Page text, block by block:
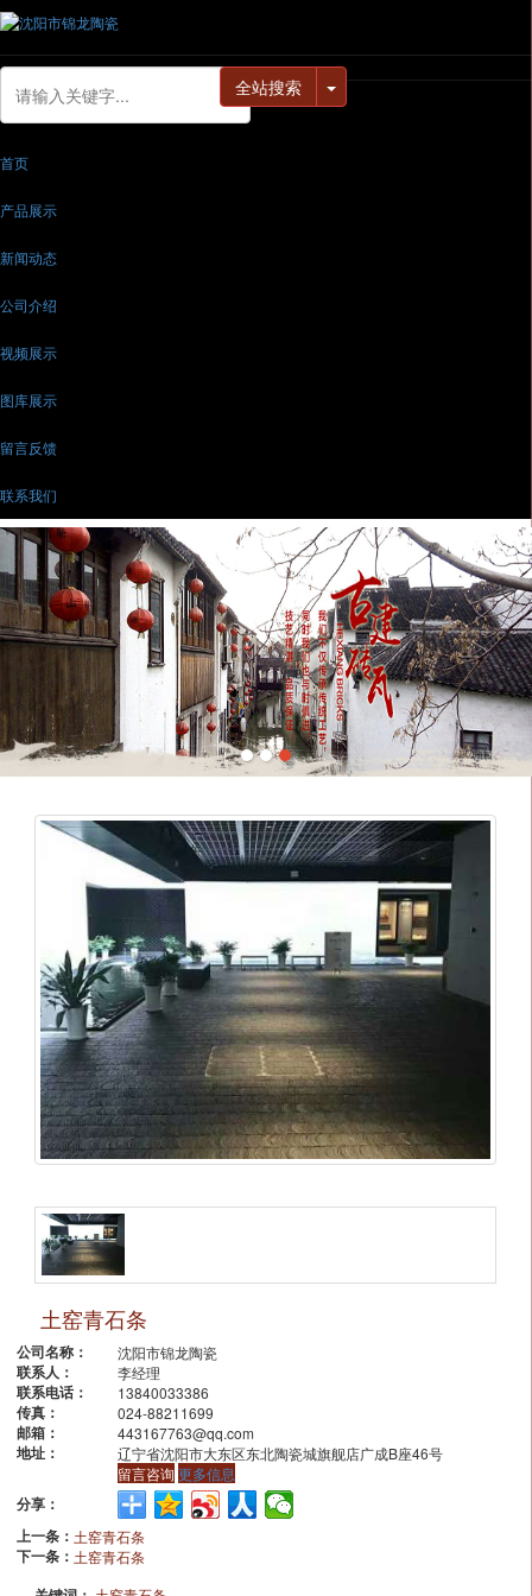
全站搜索
首页
产品展示
新闻动态
公司介绍
视频展示
图库展示
留言反馈
联系我们
土窑青石条
公司名称： 沈阳市锦龙陶瓷
联系人： 李经理
联系电话： 13840033386
传真： 024-88211699
邮箱： 443167763@qq.com
地址：
辽宁省沈阳市大东区东北陶瓷城旗舰店广成B座46号
留言咨询 更多信息
分享：
上一条： 土窑青石条
下一条： 土窑青石条